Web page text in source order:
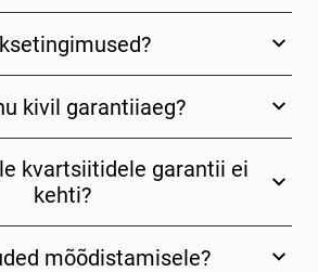
kivil garantiiaeg?
kvartsiitidele garantii ei
kehti?
mõõdistamisele?